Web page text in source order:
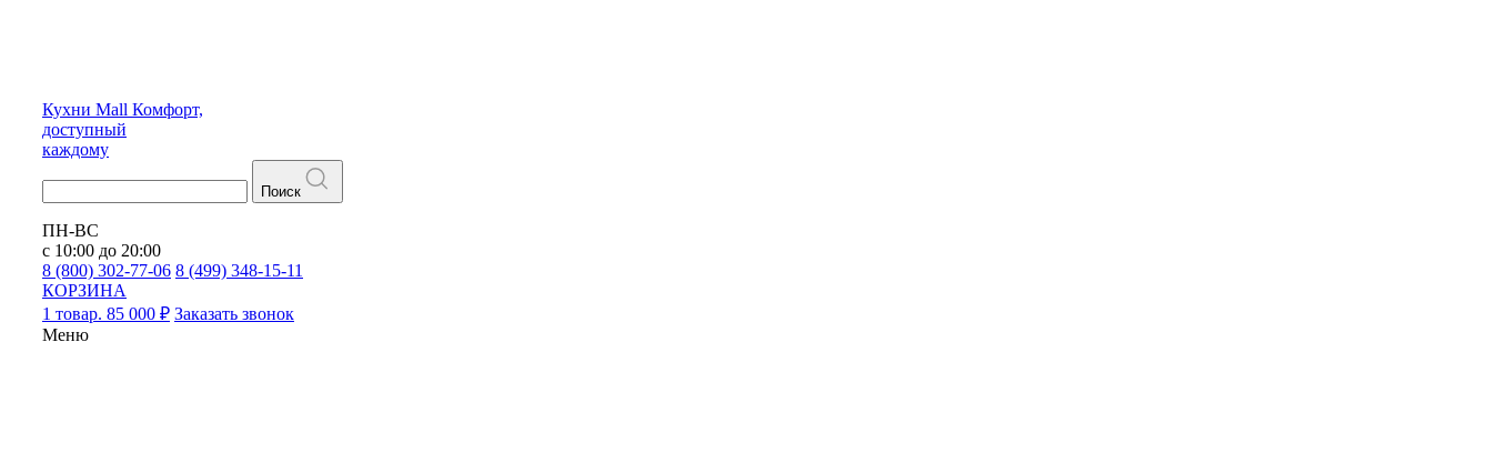
Кухни Mall Комфорт,
доступный
каждому
Поиск
ПН-ВС
с 10:00 до 20:00
8 (800) 302-77-06 8 (499) 348-15-11
КОРЗИНА
1 товар. 85 000 ₽ Заказать звонок
Меню